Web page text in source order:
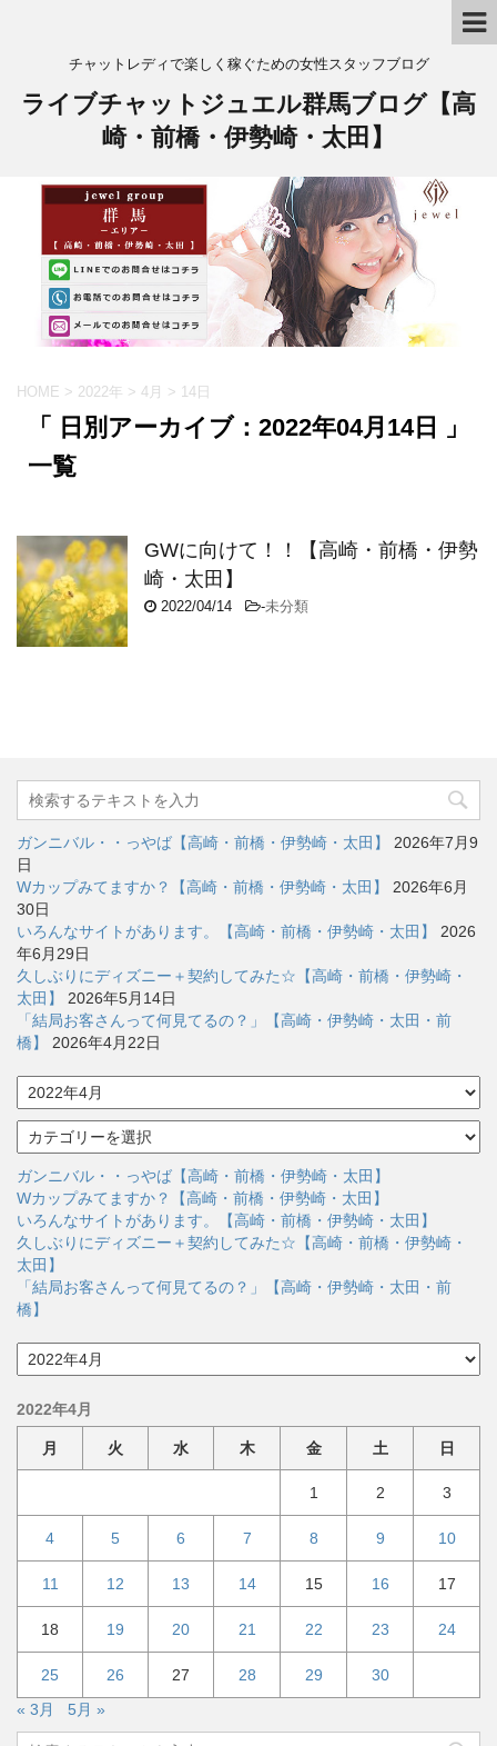
チャットレディで楽しく稼ぐための女性スタッフブログ
ライブチャットジュエル群馬ブログ【高
崎・前橋・伊勢崎・太田】
HOME > 2022年 > 4月 > 14日
「 日別アーカイブ：2022年04月14日 」
一覧
GWに向けて！！【高崎・前橋・伊勢
崎・太田】
2022/04/14 -未分類
ガンニバル・・っやば【高崎・前橋・伊勢崎・太田】
2026年7月9
日
Wカップみてますか？【高崎・前橋・伊勢崎・太田】
2026年6月
30日
いろんなサイトがあります。【高崎・前橋・伊勢崎・太田】
2026
年6月29日
久しぶりにディズニー＋契約してみた☆【高崎・前橋・伊勢崎・
太田】
2026年5月14日
「結局お客さんって何見てるの？」【高崎・伊勢崎・太田・前
橋】
2026年4月22日
ア
ー
カ
イ
ブ
カ
テ
ゴ
リ
ー
ガンニバル・・っやば【高崎・前橋・伊勢崎・太田】
Wカップみてますか？【高崎・前橋・伊勢崎・太田】
いろんなサイトがあります。【高崎・前橋・伊勢崎・太田】
久しぶりにディズニー＋契約してみた☆【高崎・前橋・伊勢崎・
太田】
「結局お客さんって何見てるの？」【高崎・伊勢崎・太田・前
橋】
ア
ー
イ
2022年4月
月 火 水 木 金 土 日
1 2 3
4 5 6 7 8 9 10
11 12 13 14 15 16 17
18 19 20 21 22 23 24
25 26 27 28 29
30
« 3月
5月 »